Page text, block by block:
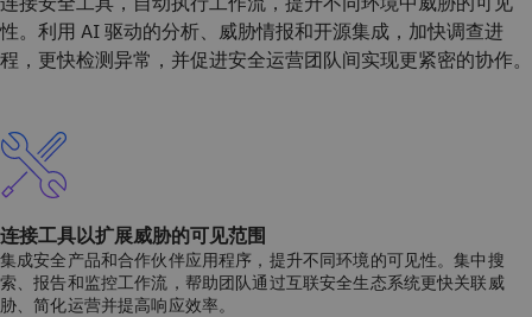
性。利用 AI 驱动的分析、威胁情报和开源集成，加快调查进
程，更快检测异常，并促进安全运营团队间实现更紧密的协作。
连接工具以扩展威胁的可见范围
集成安全产品和合作伙伴应用程序，提升不同环境的可见性。集中搜
索、报告和监控工作流，帮助团队通过互联安全生态系统更快关联威
胁、简化运营并提高响应效率。